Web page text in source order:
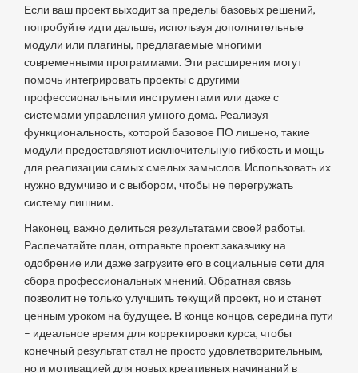
Если ваш проект выходит за пределы базовых решений,
попробуйте идти дальше, используя дополнительные
модули или плагины, предлагаемые многими
современными программами. Эти расширения могут
помочь интегрировать проекты с другими
профессиональными инструментами или даже с
системами управления умного дома. Реализуя
функциональность, которой базовое ПО лишено, такие
модули предоставляют исключительную гибкость и мощь
для реализации самых смелых замыслов. Использовать их
нужно вдумчиво и с выбором, чтобы не перегружать
систему лишним.
Наконец, важно делиться результатами своей работы.
Распечатайте план, отправьте проект заказчику на
одобрение или даже загрузите его в социальные сети для
сбора профессиональных мнений. Обратная связь
позволит не только улучшить текущий проект, но и станет
ценным уроком на будущее. В конце концов, середина пути
– идеальное время для корректировки курса, чтобы
конечный результат стал не просто удовлетворительным,
но и мотивацией для новых креативных начинаний в